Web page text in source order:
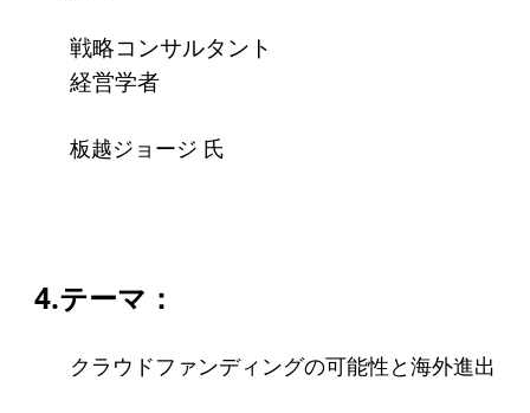
事業方針
募集要項
丸和育志会の考える
研究会のねらい
戦略コンサルタント
経営学者
板越ジョージ 氏
4.テーマ：
クラウドファンディングの可能性と海外進出